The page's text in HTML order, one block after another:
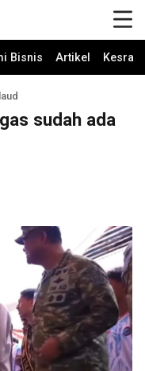
Bisnis Artikel Kesra
sudah ada